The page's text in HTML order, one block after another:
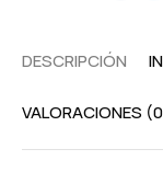
DESCRIPCIÓN
VALORACIONES